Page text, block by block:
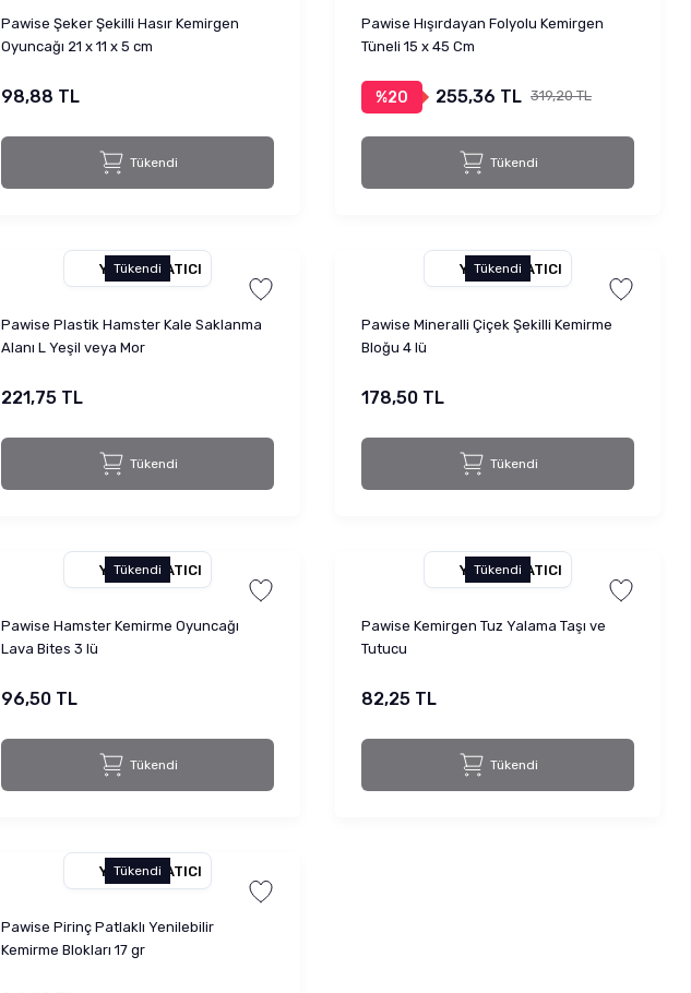
Pawise Şeker Şekilli Hasır Kemirgen
Oyuncağı 21 x 11 x 5 cm
98,88 TL
Tükendi
Pawise Hışırdayan Folyolu Kemirgen
Tüneli 15 x 45 Cm
%20 255,36 TL 319,20 TL
Tükendi
Tükendi
YETKILI SATICI
Pawise Plastik Hamster Kale Saklanma
Alanı L Yeşil veya Mor
221,75 TL
Tükendi
Tükendi
YETKILI SATICI
Pawise Mineralli Çiçek Şekilli Kemirme
Bloğu 4 lü
178,50 TL
Tükendi
Tükendi
YETKILI SATICI
Pawise Hamster Kemirme Oyuncağı
Lava Bites 3 lü
96,50 TL
Tükendi
Tükendi
YETKILI SATICI
Pawise Kemirgen Tuz Yalama Taşı ve
Tutucu
82,25 TL
Tükendi
Tükendi
YETKILI SATICI
Pawise Pirinç Patlaklı Yenilebilir
Kemirme Blokları 17 gr